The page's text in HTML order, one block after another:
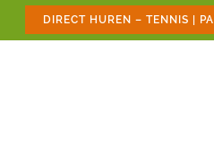
DIRECT HUREN – TENNIS |